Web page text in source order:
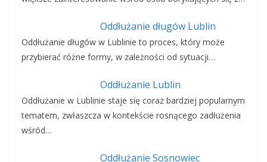
Oddłużanie długów Lublin
Oddłużanie długów w Lublinie to proces, który może
przybierać różne formy, w zależności od sytuacji…
Oddłużanie Lublin
Oddłużanie w Lublinie staje się coraz bardziej popularnym
tematem, zwłaszcza w kontekście rosnącego zadłużenia
wśród…
Oddłużanie Sosnowiec